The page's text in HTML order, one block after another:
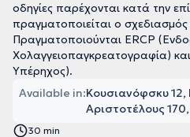
οδηγίες παρέχονται κατά την
πραγματοποιείται ο
Πραγματοποιούνται ERCP
Χολαγγειοπαγκρεατογραφία)
Υπέρηχος).
Available in:Κουσιανόφσκυ 12,
Αριστοτέλους
30 min